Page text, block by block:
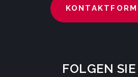
FOLGEN